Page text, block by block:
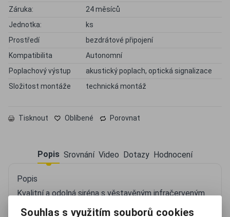
Záruka:
24 měsíců
Jednotka:
ks
Prostředí
bezdrátové připojení
Kompatibilita
Autonomní
Poplachový výstup
akustický poplach, optická signalizace
Složitost montáže
technická montáž
Tisknout Oblíbené Porovnat
Popis Srovnání Video Dotazy Hodnocení
Popis
Kvalitní a odolná siréna s věstavěným infračerveným
PIR senzorem lidského těla (nedetekuje zvířata), vám
Souhlas s využitím souborů cookies